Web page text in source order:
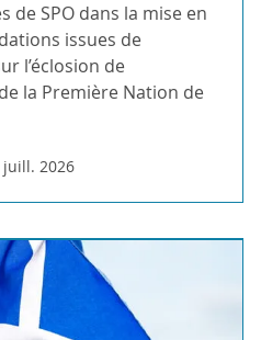
de SPO dans la mise en
issues de
l’éclosion de
la Première Nation de
juill. 2026